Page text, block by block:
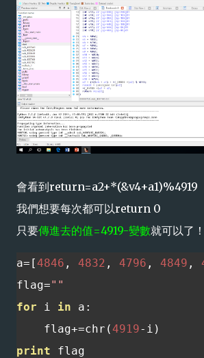
會看到return=a2+*(&v4+a1)%4919
我們想要每次都可以return 0
只要傳進去的值=4919-變數就可以了！
a=[4846 , 4832 , 4796 , 4849 ,
flag=""
for i in a :
    flag
+=chr (4919- i )
print flag